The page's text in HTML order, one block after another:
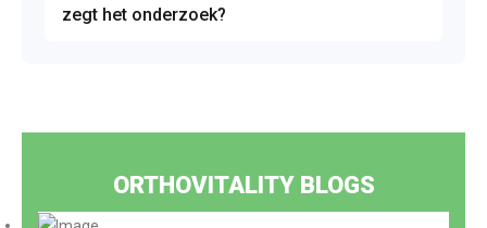
zegt het onderzoek?
ORTHOVITALITY BLOGS